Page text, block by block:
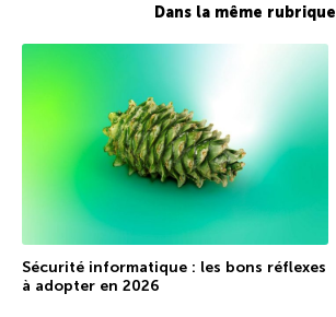
Dans la même rubrique
Sécurité informatique : les bons réflexes
à adopter en 2026